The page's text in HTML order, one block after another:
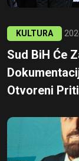
KULTURA
Sud BiH Će
Otvoreni